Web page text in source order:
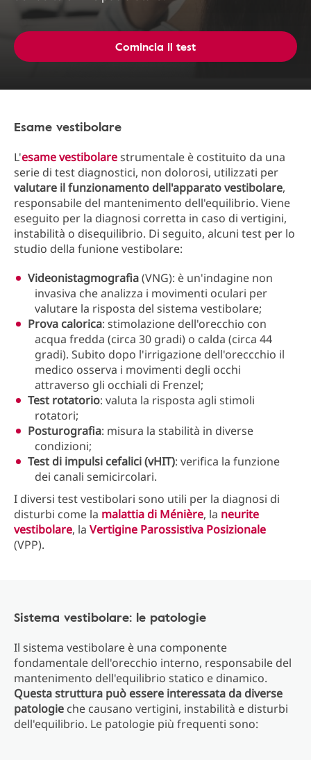
Comincia il test
Esame vestibolare
L'esame vestibolarestrumentale è costituito da una
serie di test diagnostici, non dolorosi, utilizzati per
valutare il funzionamento dell'apparato vestibolare,
responsabile del mantenimento dell'equilibrio. Viene
eseguito per la diagnosi corretta in caso di vertigini,
instabilità o disequilibrio. Di seguito, alcuni test per lo
studio della funione vestibolare:
Videonistagmografia(VNG): è un'indagine non
invasiva che analizza i movimenti oculari per
valutare la risposta del sistema vestibolare;
Prova calorica: stimolazione dell'orecchio con
acqua fredda (circa 30 gradi) o calda (circa 44
gradi). Subito dopo l'irrigazione dell'oreccchio il
medico osserva i movimenti degli occhi
attraverso gli occhiali di Frenzel;
Test rotatorio: valuta la risposta agli stimoli
rotatori;
Posturografia: misura la stabilità in diverse
condizioni;
Test di impulsi cefalici (vHIT): verifica la funzione
dei canali semicircolari.
I diversi test vestibolari sono utili per la diagnosi di
disturbi come la malattia di Ménière, la neurite
vestibolare, la Vertigine Parossistiva Posizionale
(VPP).
Sistema vestibolare: le patologie
Il sistema vestibolare è una componente
fondamentale dell'orecchio interno, responsabile del
mantenimento dell'equilibrio statico e dinamico.
Questa struttura può essere interessata da diverse
patologie che causano vertigini, instabilità e disturbi
dell'equilibrio. Le patologie più frequenti sono: